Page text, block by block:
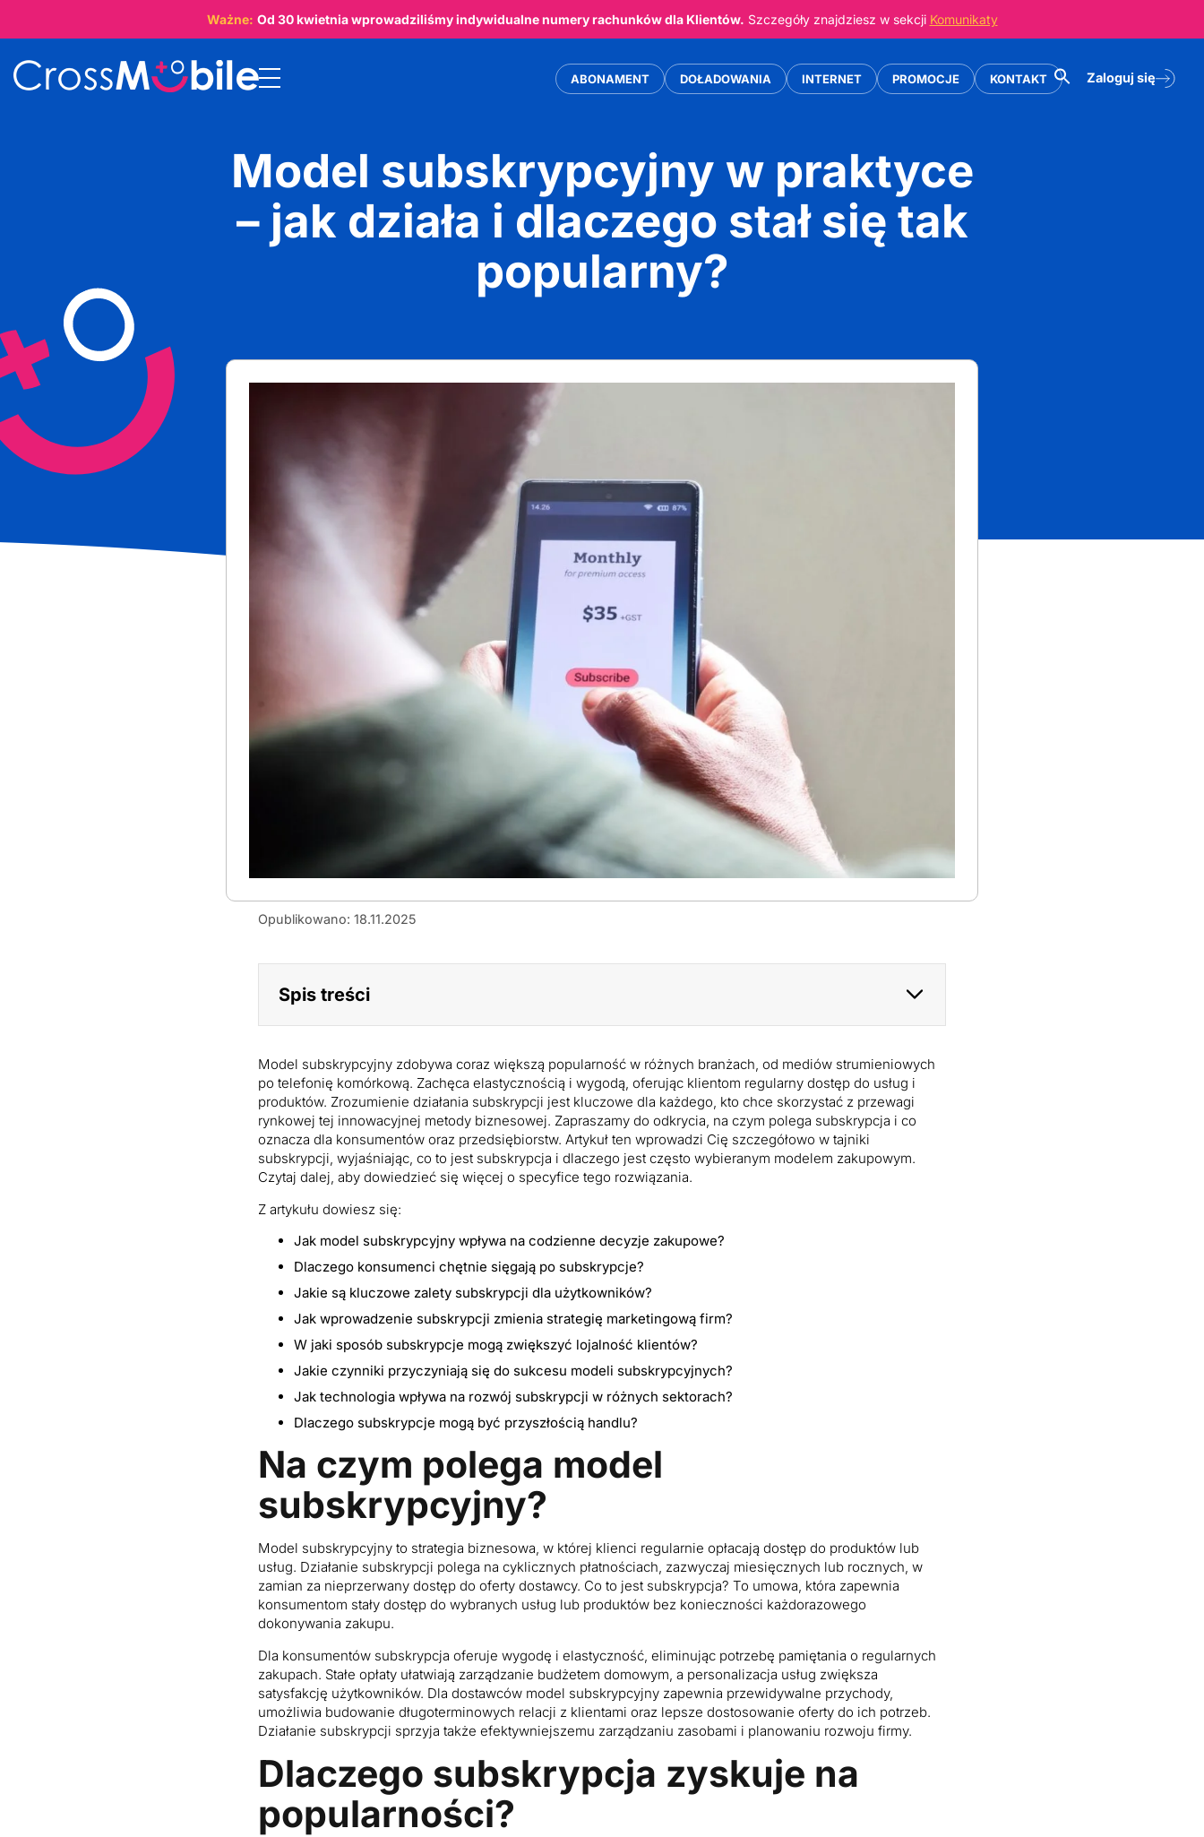
Ważne: Od 30 kwietniawprowadziliśmy indywidualne numery rachunków dla Klientów. Szczegóły znajdziesz w sekcji Komunikaty
ABONAMENT DOŁADOWANIA INTERNET PROMOCJE KONTAKT Zaloguj się
Model subskrypcyjny w praktyce
– jak działa i dlaczego stał się tak
popularny?
subskrypcyjny
popularny?
Opublikowano: 18.11.2025
Spis treści
Model subskrypcyjny zdobywa coraz większą popularność w różnych branżach, od mediów strumieniowych
po telefonię komórkową. Zachęca elastycznością i wygodą, oferując klientom regularny dostęp do usług i
produktów. Zrozumienie działania subskrypcji jest kluczowe dla każdego, kto chce skorzystać z przewagi
rynkowej tej innowacyjnej metody biznesowej. Zapraszamy do odkrycia, na czym polega subskrypcja i co
oznacza dla konsumentów oraz przedsiębiorstw. Artykuł ten wprowadzi Cię szczegółowo w tajniki
subskrypcji, wyjaśniając, co to jest subskrypcja i dlaczego jest często wybieranym modelem zakupowym.
Czytaj dalej, aby dowiedzieć się więcej o specyfice tego rozwiązania.
Z artykułu dowiesz się:
Jak model subskrypcyjny wpływa na codzienne decyzje zakupowe?
Dlaczego konsumenci chętnie sięgają po subskrypcje?
Jakie są kluczowe zalety subskrypcji dla użytkowników?
Jak wprowadzenie subskrypcji zmienia strategię marketingową firm?
W jaki sposób subskrypcje mogą zwiększyć lojalność klientów?
Jakie czynniki przyczyniają się do sukcesu modeli subskrypcyjnych?
Jak technologia wpływa na rozwój subskrypcji w różnych sektorach?
Dlaczego subskrypcje mogą być przyszłością handlu?
Na czym polega model
subskrypcyjny?
Model subskrypcyjny to strategia biznesowa, w której klienci regularnie opłacają dostęp do produktów lub
usług. Działanie subskrypcji polega na cyklicznych płatnościach, zazwyczaj miesięcznych lub rocznych, w
zamian za nieprzerwany dostęp do oferty dostawcy. Co to jest subskrypcja? To umowa, która zapewnia
konsumentom stały dostęp do wybranych usług lub produktów bez konieczności każdorazowego
dokonywania zakupu.
Dla konsumentów subskrypcja oferuje wygodę i elastyczność, eliminując potrzebę pamiętania o regularnych
zakupach. Stałe opłaty ułatwiają zarządzanie budżetem domowym, a personalizacja usług zwiększa
satysfakcję użytkowników. Dla dostawców model subskrypcyjny zapewnia przewidywalne przychody,
umożliwia budowanie długoterminowych relacji z klientami oraz lepsze dostosowanie oferty do ich potrzeb.
Działanie subskrypcji sprzyja także efektywniejszemu zarządzaniu zasobami i planowaniu rozwoju firmy.
Dlaczego subskrypcja zyskuje na
popularności?